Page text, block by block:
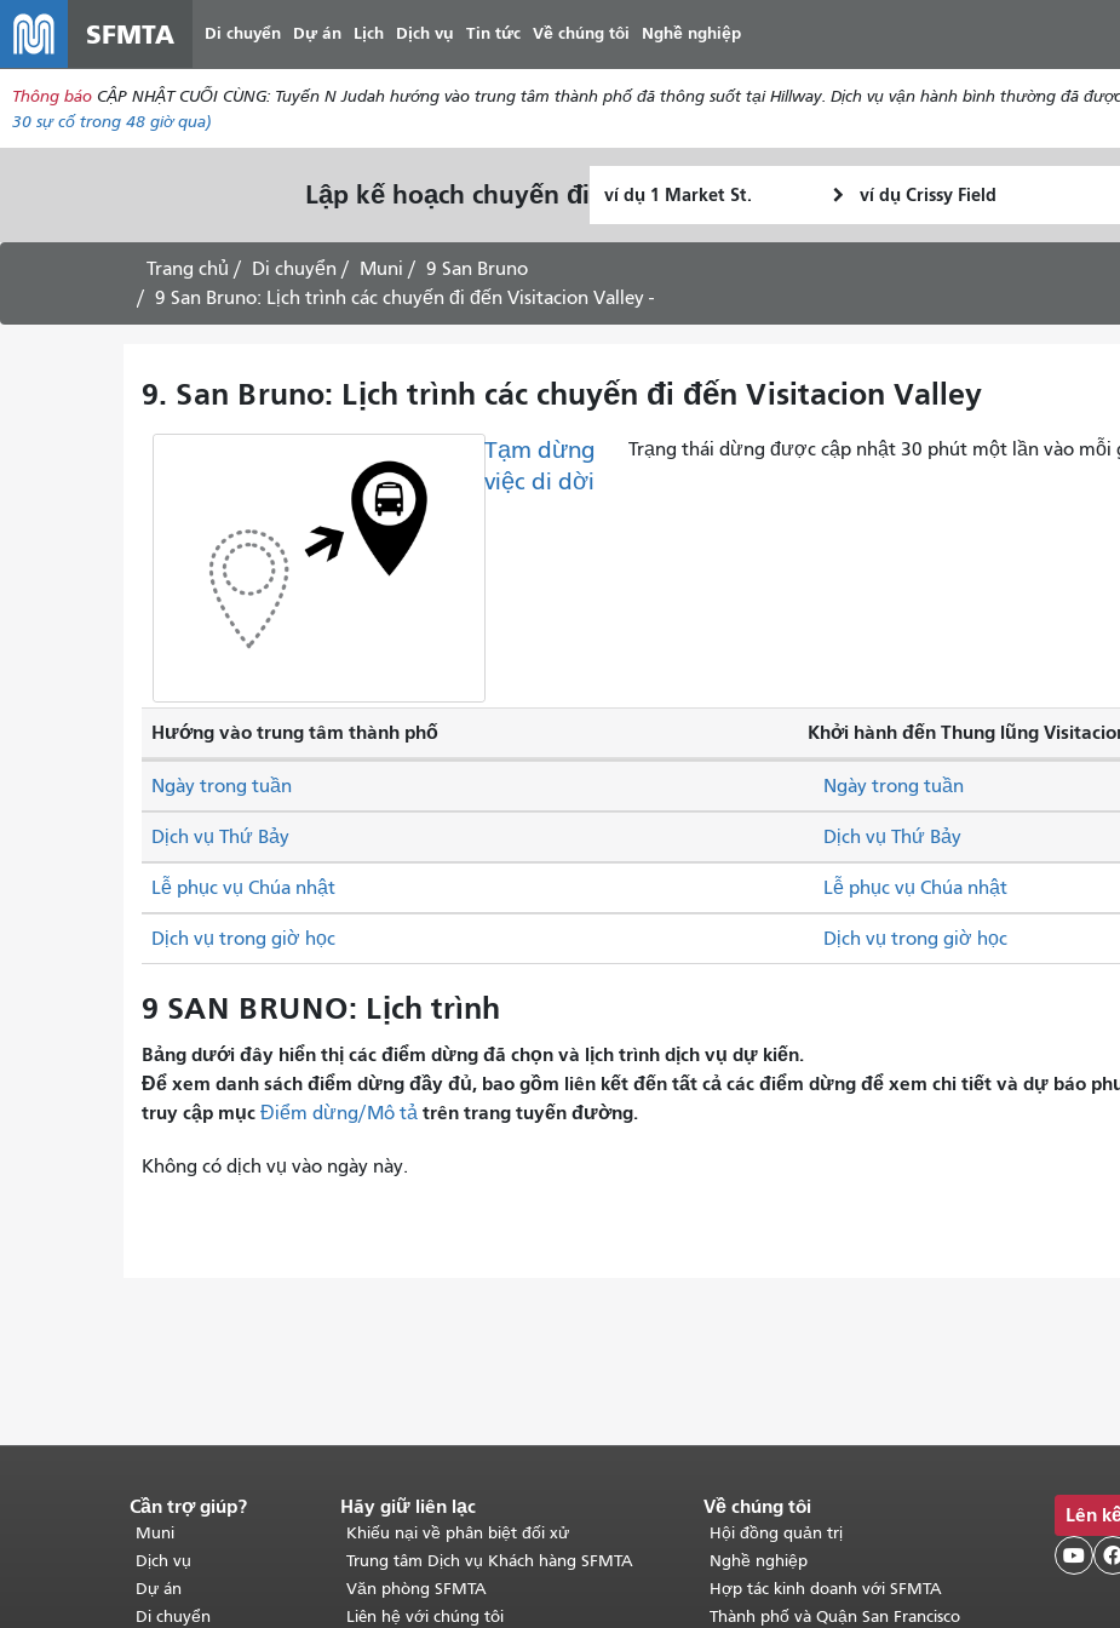
dung
SFMTA Di chuyển Dự án Lịch Dịch vụ Tin tức Về chúng tôi Nghề nghiệp
Thông báo CẬP NHẬT CUỐI CÙNG: Tuyến N Judah hướng vào trung tâm thành phố đã thông suốt tại Hillway. Dịch vụ vận hành bình thường đã
30 sự cố trong 48 giờ qua)
Lập kế hoạch chuyến đi
bắt
kết
muốn
lịch
thế
nào
Trang chủ Di chuyển Muni
9 San Bruno
9 San Bruno: Lịch trình các chuyến đi đến Visitacion Valley -
9. San Bruno: Lịch trình các chuyến đi đến Visitacion Valley
Tạm dừng
việc di dời
Trạng thái dừng được cập nhật 30 phút một lần vào mỗi
Hướng vào trung tâm thành phố Khởi hành đến Thung lũng
Dịch vụ Thứ Bảy Dịch vụ Thứ Bảy
Lễ phục vụ Chúa nhật Lễ phục vụ Chúa nhật
Ngày trong tuần Ngày trong tuần
Dịch vụ trong giờ học Dịch vụ trong giờ học
9 SAN BRUNO: Lịch trình
Bảng dưới đây hiển thị các điểm dừng đã chọn và lịch trình dịch vụ dự kiến.
Để xem danh sách điểm dừng đầy đủ, bao gồm liên kết đến tất cả các điểm dừng để xem chi tiết và dự báo
truy cập mục Điểm dừng/Mô tả trên trang tuyến đường.
Không có dịch vụ vào ngày này.
Kết
thúc
nội
dung
trang.Phần
Cần trợ giúp?
Muni
Dịch vụ
Dự án
Di chuyển
Hãy giữ liên lạc
Khiếu nại về phân biệt đối xử
Trung tâm Dịch vụ Khách hàng SFMTA
Văn phòng SFMTA
Liên hệ với chúng tôi
Về chúng tôi
Hội đồng quản trị
Nghề nghiệp
Hợp tác kinh doanh với SFMTA
Thành phố và Quận San Francisco
Lên
